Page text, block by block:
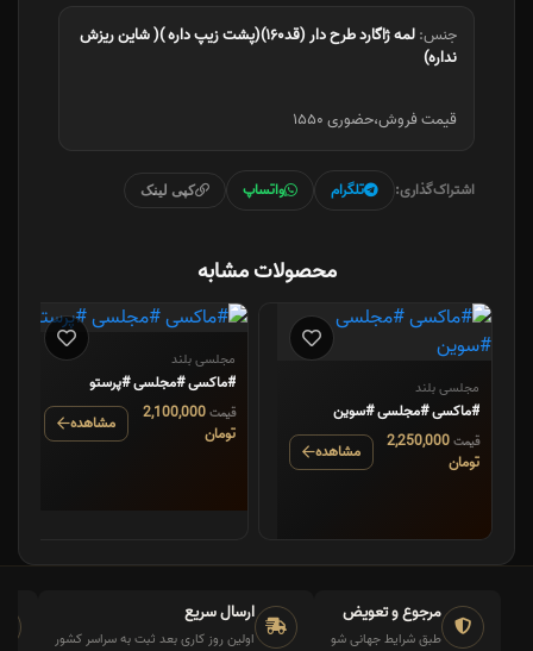
جنس:
لمه ژاگارد طرح دار (قد۱۶۰)(پشت زیپ داره )( شاین ریزش
نداره)
قیمت فروش،حضوری ۱۵۵۰
اشتراک‌گذاری: تلگرام واتساپ کپی لینک
محصولات مشابه
مجلسی بلند
#ماکسی #مجلسی #سوین
قیمت2,250,000
تومان
مشاهده
مجلسی بلند
#ماکسی #مجلسی #پرستو
قیمت 2,100,000
تومان
مشاهده
مرجوع و تعویض
طبق شرایط جهانی شو
ارسال سریع
اولین روز کاری بعد ثبت به سراسر کشور